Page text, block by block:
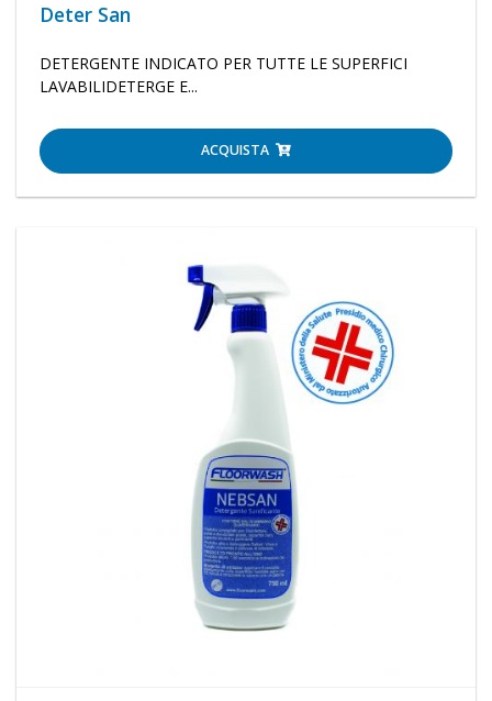
Deter San
DETERGENTE INDICATO PER TUTTE LE SUPERFICI
LAVABILIDETERGE E...
ACQUISTA